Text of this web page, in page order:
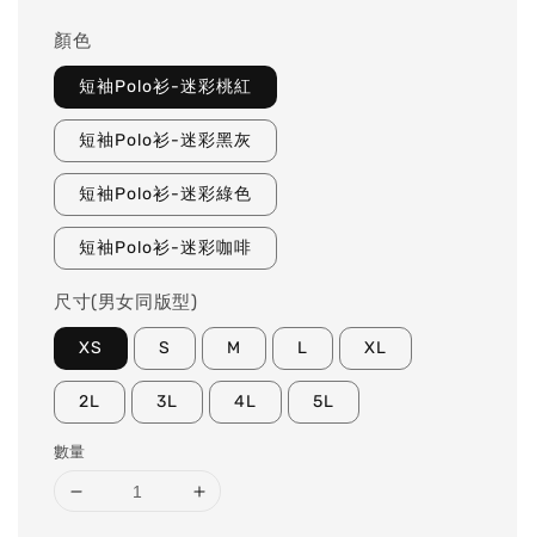
顏色
短袖Polo衫-迷彩桃紅
短袖Polo衫-迷彩黑灰
短袖Polo衫-迷彩綠色
短袖Polo衫-迷彩咖啡
尺寸(男女同版型)
XS S M L XL
2L 3L 4L 5L
數量